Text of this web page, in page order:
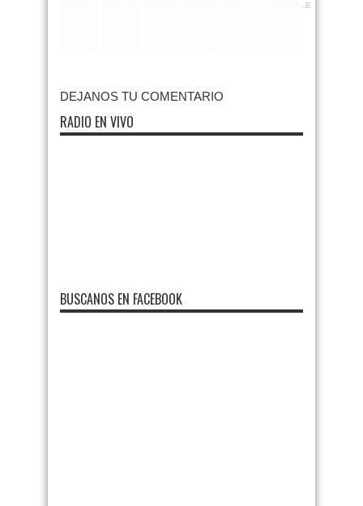
INCREIBLE
DEJANOS TU COMENTARIO
RADIO EN VIVO
BUSCANOS EN FACEBOOK